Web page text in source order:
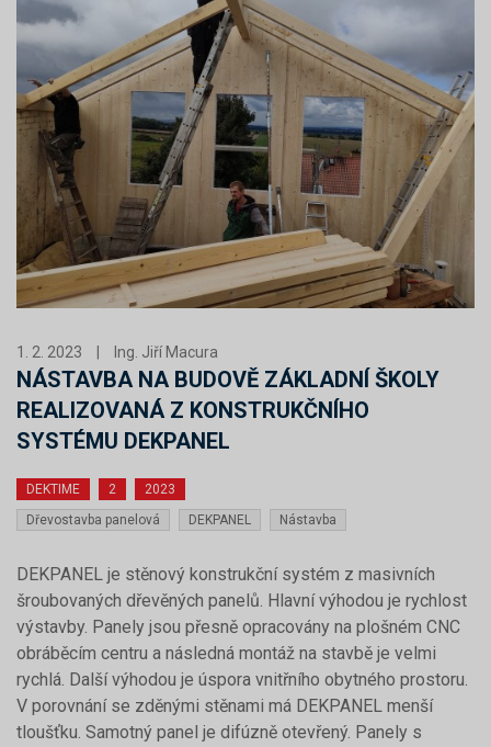
1. 2. 2023 Ing. Jiří Macura
NÁSTAVBA NA BUDOVĚ ZÁKLADNÍ ŠKOLY
REALIZOVANÁ Z KONSTRUKČNÍHO
SYSTÉMU DEKPANEL
DEKTIME 2
2023
Dřevostavba panelová
DEKPANEL Nástavba
DEKPANEL je stěnový konstrukční systém z masivních
šroubovaných dřevěných panelů. Hlavní výhodou je rychlost
výstavby. Panely jsou přesně opracovány na plošném CNC
obráběcím centru a následná montáž na stavbě je velmi
rychlá. Další výhodou je úspora vnitřního obytného prostoru.
V porovnání se zděnými stěnami má DEKPANEL menší
tloušťku. Samotný panel je difúzně otevřený. Panely s